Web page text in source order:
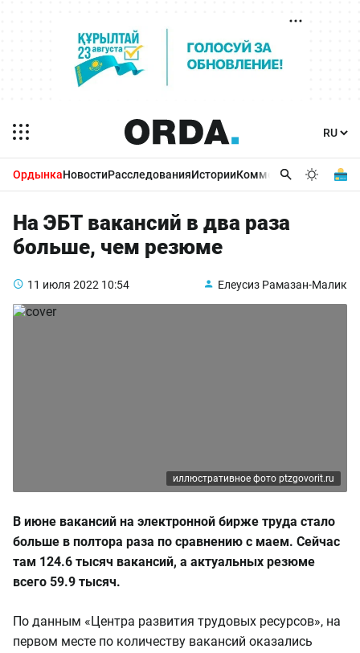
ОрдынкаНовостиРасследованияИсторииКомментарииБизнес
На ЭБТ вакансий в два раза
больше, чем резюме
11 июля 2022 10:54 Елеусиз Рамазан-Малик
иллюстративное фото ptzgovorit.ru
В июне вакансий на электронной бирже труда стало
больше в полтора раза по сравнению с маем. Сейчас
там 124.6 тысяч вакансий, а актуальных резюме
всего 59.9 тысяч.
По данным «Центра развития трудовых ресурсов», на
первом месте по количеству вакансий оказались